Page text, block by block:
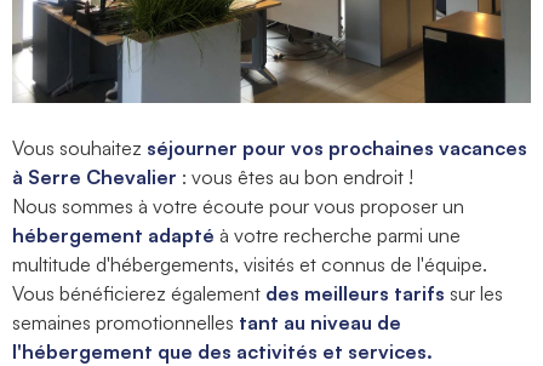
Vous souhaitez séjourner pour vos prochaines vacances
à Serre Chevalier : vous êtes au bon endroit !
Nous sommes à votre écoute pour vous proposer un
hébergement adapté à votre recherche parmi une
multitude d'hébergements, visités et connus de l'équipe.
Vous bénéficierez également des meilleurs tarifs sur les
semaines promotionnelles tant au niveau de
l'hébergement que des activités et services.